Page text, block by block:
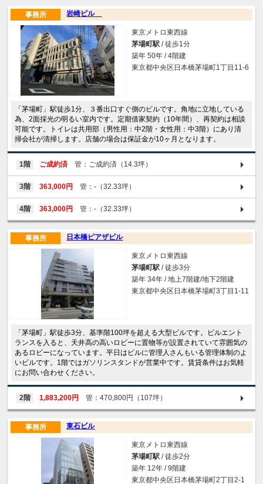
岩崎ビル
事務所
東京メトロ東西線
茅場町駅 / 徒歩1分
築年 50年 / 4階建
東京都中央区日本橋茅場町1丁目11-6
「茅場町」駅徒歩1分、３番出口すぐ側のビルです。角地に立地している
為、2面採光の明るい室内です。定期借家契約（10年間）、再契約は相談
可能です。トイレは共用部（男性用：中2階・女性用：中3階）にあり清
掃会社が清掃します。店舗の場合は保証金が10ヶ月となります。
1階 ご成約済 管：ご成約済（14.3坪）
3階 363,000円 管：-（32.33坪）
4階 363,000円 管：-（32.33坪）
日本橋ピアザビル
事務所
東京メトロ東西線
茅場町駅 / 徒歩3分
築年 34年 / 地上7階建/地下2階建
東京都中央区日本橋茅場町3丁目1-11
「茅場町」駅徒歩3分、基準階100坪を超える大型ビルです。ビルエント
ランスを入ると、天井高の高いロビーに置物等が設置されていて雰囲気の
あるロビーになっています。平日はビルに管理人さんもいる管理体制のよ
いビルです。1階ではガソリンスタンドが営業中です。賃貸条件はお気軽
にお問い合わせください。
2階 1,883,200円 管：470,800円（107坪）
東石ビル
事務所
東京メトロ東西線
茅場町駅 / 徒歩2分
築年 12年 / 9階建
東京都中央区日本橋茅場町2丁目2-1